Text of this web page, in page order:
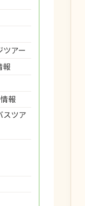
ツアー
報
報
スツア